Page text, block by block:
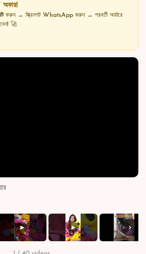
করুন → স্ক্রিনশট WhatsApp করুন → পরবর্তী অর্ডারে
🚀
▶ ▶ ▶ ›